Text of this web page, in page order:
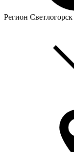
Регион Светлогорск